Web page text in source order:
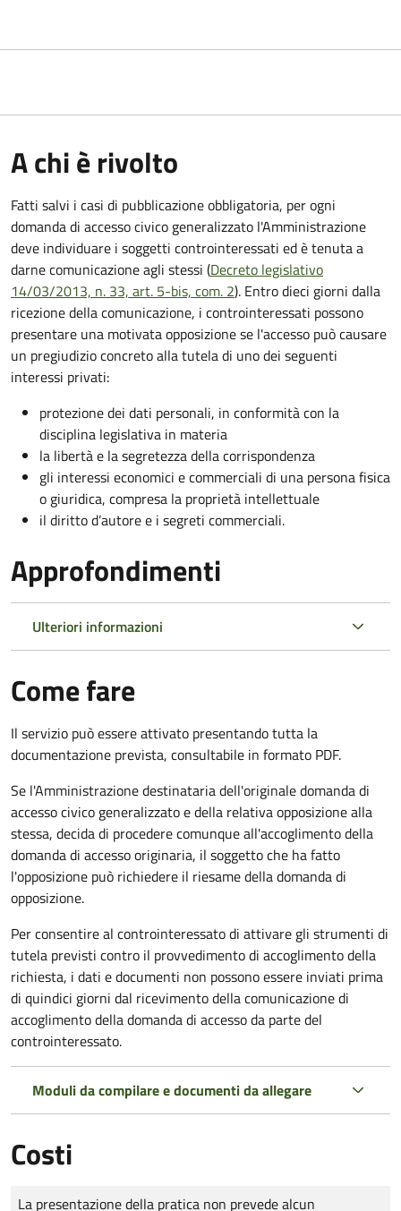
A chi è rivolto
Fatti salvi i casi di pubblicazione obbligatoria, per ogni
domanda di accesso civico generalizzato l'Amministrazione
deve individuare i soggetti controinteressati ed è tenuta a
darne comunicazione agli stessi (Decreto legislativo
14/03/2013, n. 33, art. 5-bis, com. 2). Entro dieci giorni dalla
ricezione della comunicazione, i controinteressati possono
presentare una motivata opposizione se l'accesso può causare
un pregiudizio concreto alla tutela di uno dei seguenti
interessi privati:
protezione dei dati personali, in conformità con la
disciplina legislativa in materia
la libertà e la segretezza della corrispondenza
gli interessi economici e commerciali di una persona fisica
o giuridica, compresa la proprietà intellettuale
il diritto d’autore e i segreti commerciali.
Approfondimenti
Ulteriori informazioni
Come fare
Il servizio può essere attivato presentando tutta la
documentazione prevista, consultabile in formato PDF.
Se l'Amministrazione destinataria dell'originale domanda di
accesso civico generalizzato e della relativa opposizione alla
stessa, decida di procedere comunque all'accoglimento della
domanda di accesso originaria, il soggetto che ha fatto
l'opposizione può richiedere il riesame della domanda di
opposizione.
Per consentire al controinteressato di attivare gli strumenti di
tutela previsti contro il provvedimento di accoglimento della
richiesta, i dati e documenti non possono essere inviati prima
di quindici giorni dal ricevimento della comunicazione di
accoglimento della domanda di accesso da parte del
controinteressato.
Moduli da compilare e documenti da allegare
Costi
Tipo di pagamento
Importo
La presentazione della pratica non prevede alcun